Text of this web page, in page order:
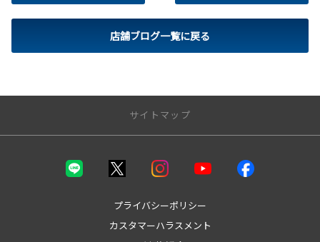
店舗ブログ一覧に戻る
サイトマップ
トップページ
プライバシーポリシー
カスタマーハラスメント